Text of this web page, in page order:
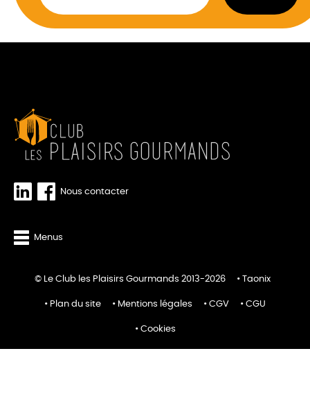
Nous contacter
Menus
© Le Club les Plaisirs Gourmands 2013-2026 Taonix
Plan du site Mentions légales CGV CGU
Cookies